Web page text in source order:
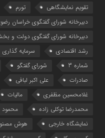
تقویم نمایشگاهی
تورم
دبیرخانه شورای گفتگوی خراسان
دبیرخانه شورای گفتگوی دولت
رشد اقتصادی
سرمایه گذاری
شماره 3
شورای گفتگو
صادرات
علی اکبر لبافی
غلامحسین مظفری
مالیات
محمدرضا توکلی زاده
محمود
نمایشگاه خارجی
هوش